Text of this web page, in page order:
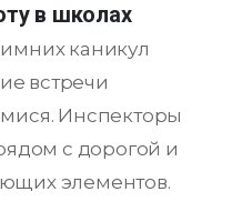
в школах
каникул
встречи
Инспекторы
с дорогой и
элементов.